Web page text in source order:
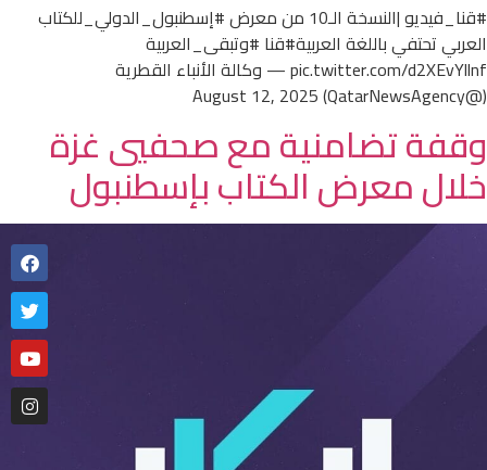
#قنا_فيديو |النسخة الـ10 من معرض #إسطنبول_الدولي_للكتاب
العربي تحتفي باللغة العربية#قنا #وتبقى_العربية
pic.twitter.com/d2XEvYllnf — وكالة الأنباء القطرية
(@QatarNewsAgency) August 12, 2025
وقفة تضامنية مع صحفيي غزة
خلال معرض الكتاب بإسطنبول